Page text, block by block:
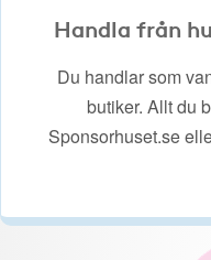
Handla från
Du handlar som
butiker. Allt du
Sponsorhuset.se